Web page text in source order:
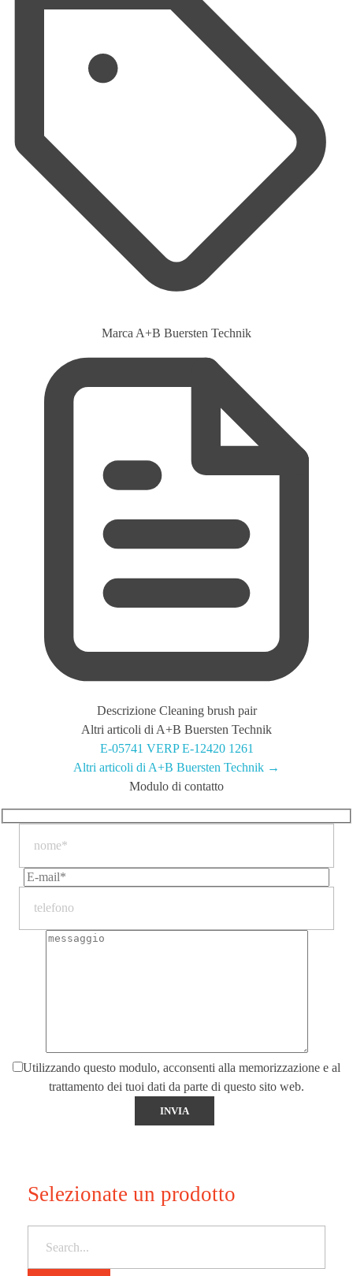
Marca A+B Buersten Technik
Descrizione Cleaning brush pair
Altri articoli di A+B Buersten Technik
E-05741 VERP E-12420 1261
Altri articoli di A+B Buersten Technik →
Modulo di contatto
Utilizzando questo modulo, acconsenti alla memorizzazione e al
trattamento dei tuoi dati da parte di questo sito web.
Selezionate un prodotto